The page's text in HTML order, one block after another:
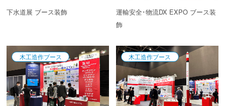
下水道展 ブース装飾
運輸安全･物流DX EXPO ブース装
飾
木工造作ブース 木工造作ブース